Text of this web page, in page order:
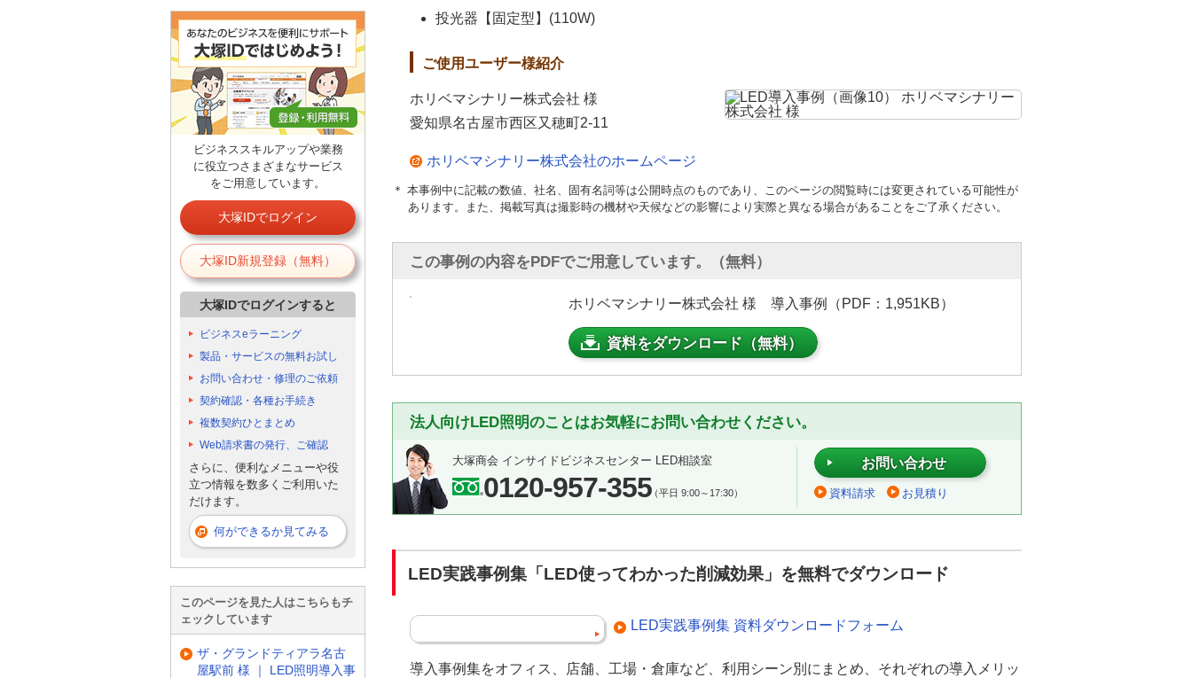
投光器【固定型】(110W)
ご使用ユーザー様紹介
ホリベマシナリー株式会社 様
愛知県名古屋市西区又穂町2-11
ホリベマシナリー株式会社のホームページ
＊ 本事例中に記載の数値、社名、固有名詞等は公開時点のものであり、このページの閲覧時には変更されている可能性が
あります。また、掲載写真は撮影時の機材や天候などの影響により実際と異なる場合があることをご了承ください。
この事例の内容をPDFでご用意しています。（無料）
ホリベマシナリー株式会社 様 導入事例（PDF：1,951KB）
資料をダウンロード（無料）
法人向けLED照明のことはお気軽にお問い合わせください。
大塚商会 インサイドビジネスセンター LED相談室
0120-957-355（平日 9:00～17:30）
お問い合わせ
資料請求 お見積り
LED実践事例集「LED使ってわかった削減効果」を無料でダウンロード
LED実践事例集 資料ダウンロードフォーム
導入事例集をオフィス、店舗、工場・倉庫など、利用シーン別にまとめ、それぞれの導入メリッ
ビジネススキルアップや業務
に役立つさまざまなサービス
をご用意しています。
大塚IDでログイン
大塚ID新規登録（無料）
大塚IDでログインすると
ビジネスeラーニング
製品・サービスの無料お試し
お問い合わせ・修理のご依頼
契約確認・各種お手続き
複数契約ひとまとめ
Web請求書の発行、ご確認
さらに、便利なメニューや役
立つ情報を数多くご利用いた
だけます。
何ができるか見てみる
このページを見た人はこちらもチ
ェックしています
ザ・グランドティアラ名古
屋駅前 様 ｜ LED照明導入事